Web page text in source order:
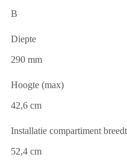
B
Diepte
290 mm
Hoogte (max)
42,6 cm
Installatie compartiment
52,4 cm